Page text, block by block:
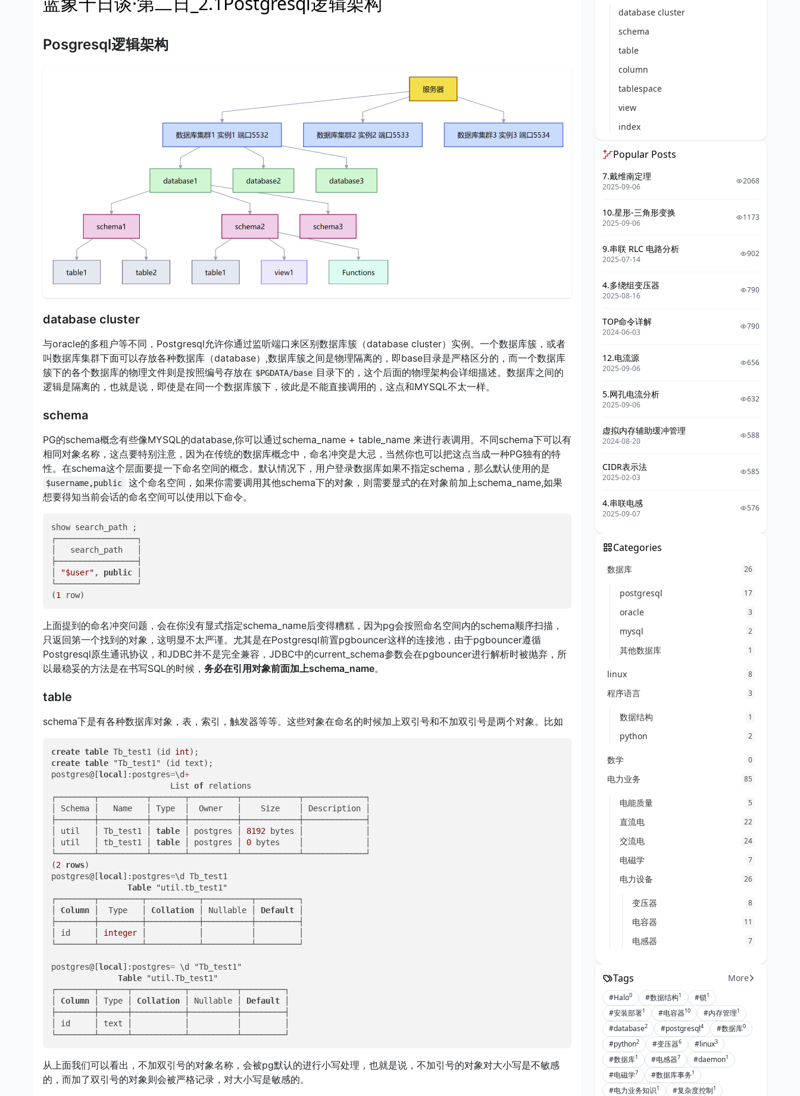
Posgresql逻辑架构
database cluster
与oracle的多租户等不同，Postgresql允许你通过监听端口来区别数据库簇（database cluster）实例。一个数据库簇，或者
叫数据库集群下面可以存放各种数据库（database）,数据库簇之间是物理隔离的，即base目录是严格区分的，而一个数据库
簇下的各个数据库的物理文件则是按照编号存放在 $PGDATA/base 目录下的，这个后面的物理架构会详细描述。数据库之间的
逻辑是隔离的，也就是说，即使是在同一个数据库簇下，彼此是不能直接调用的，这点和MYSQL不太一样。
schema
PG的schema概念有些像MYSQL的database,你可以通过schema_name + table_name 来进行表调用。不同schema下可以有
相同对象名称，这点要特别注意，因为在传统的数据库概念中，命名冲突是大忌，当然你也可以把这点当成一种PG独有的特
性。在schema这个层面要提一下命名空间的概念。默认情况下，用户登录数据库如果不指定schema，那么默认使用的是
$username,public
这个命名空间，如果你需要调用其他schema下的对象，则需要显式的在对象前加上schema_name,如果
想要得知当前会话的命名空间可以使用以下命令。
show search_path ;
┌─────────────────┐
│   search_path   │
├─────────────────┤
"$user" , public │
└─────────────────┘
(1 row)
上面提到的命名冲突问题，会在你没有显式指定schema_name后变得糟糕，因为pg会按照命名空间内的schema顺序扫描，
只返回第一个找到的对象，这明显不太严谨。尤其是在Postgresql前置pgbouncer这样的连接池，由于pgbouncer遵循
Postgresql原生通讯协议，和JDBC并不是完全兼容，JDBC中的current_schema参数会在pgbouncer进行解析时被抛弃，所
以最稳妥的方法是在书写SQL的时候， 务必在引用对象前面加上schema_name。
table
schema下是有各种数据库对象，表，索引，触发器等等。这些对象在命名的时候加上双引号和不加双引号是两个对象。比如
create table Tb_test1 (id int
create table "Tb_test1" (id text);
postgres@[local ]:postgres=\d+
List of relations
┌────────┬──────────┬───────┬──────────┬────────────┬─────────────┐
│ Schema │   Name   │ Type  │  Owner   │    Size    │ Description │
├────────┼──────────┼───────┼──────────┼────────────┼─────────────┤
│ util   │ Tb_test1 │ table │ postgres │ 8192 bytes │             │
│ util   │ tb_test1 │ table │ postgres │ 0 bytes    │             │
└────────┴──────────┴───────┴──────────┴────────────┴─────────────┘
(2 rows)
postgres@[local ]:postgres=\d Tb_test1
Table "util.tb_test1"
┌────────┬─────────┬───────────┬──────────┬─────────┐
Column │  Type   │ Collation │ Nullable │ Default │
├────────┼─────────┼───────────┼──────────┼─────────┤
│ id     │ integer │           │          │         │
└────────┴─────────┴───────────┴──────────┴─────────┘
postgres@[local ]:postgres= \d "Tb_test1"
Table "util.Tb_test1"
┌────────┬──────┬───────────┬──────────┬─────────┐
Column │ Type │ Collation │ Nullable │ Default │
├────────┼──────┼───────────┼──────────┼─────────┤
│ id     │ text │           │          │         │
└────────┴──────┴───────────┴──────────┴─────────┘
从上面我们可以看出，不加双引号的对象名称，会被pg默认的进行小写处理，也就是说，不加引号的对象对大小写是不敏感
的，而加了双引号的对象则会被严格记录，对大小写是敏感的。
database cluster
schema
table
column
tablespace
view
index
Popular Posts
7.戴维南定理
2025-09-06
2068
10.星形-三角形变换
2025-09-06
1173
9.串联 RLC 电路分析
2025-07-14
902
4.多绕组变压器
2025-08-16
790
TOP命令详解
2024-06-03
790
12.电流源
2025-09-06
656
5.网孔电流分析
2025-09-06
632
虚拟内存辅助缓冲管理
2024-08-20
588
CIDR表示法
2025-02-03
585
4.串联电感
2025-09-07
576
Categories
数据库 26
postgresql 17
oracle 3
mysql 2
其他数据库 1
linux 8
程序语言 3
数据结构 1
python 2
数学 0
电力业务 85
电能质量 5
直流电 22
交流电 24
电磁学 7
电力设备 26
变压器 8
电容器 11
电感器 7
Tags More
#Halo0 #数据结构1 #锁1
#安装部署1 #电容器10 #内存管理1
#database2 #postgresql4 #数据库0
#python2 #变压器6 #linux3
#数据库1 #电感器7 #daemon1
#电磁学7 #数据库事务1
#电力业务知识1 #复杂度控制1